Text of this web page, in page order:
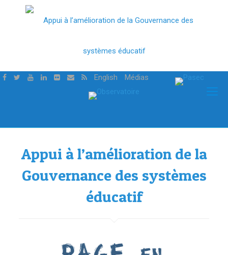
English Médias
Appui à l’amélioration de la
Gouvernance des systèmes
éducatif